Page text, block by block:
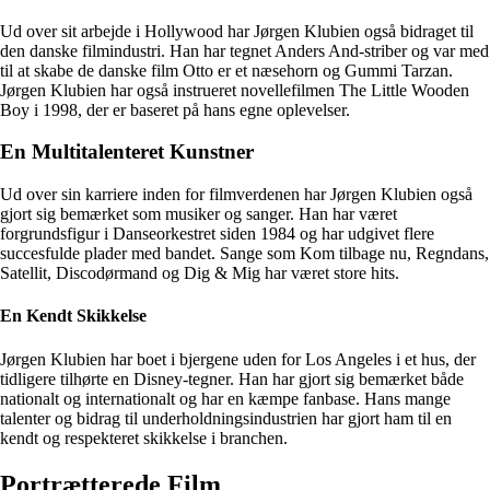
Ud over sit arbejde i Hollywood har Jørgen Klubien også bidraget til
den danske filmindustri. Han har tegnet Anders And-striber og var med
til at skabe de danske film Otto er et næsehorn og Gummi Tarzan.
Jørgen Klubien har også instrueret novellefilmen The Little Wooden
Boy i 1998, der er baseret på hans egne oplevelser.
En Multitalenteret Kunstner
Ud over sin karriere inden for filmverdenen har Jørgen Klubien også
gjort sig bemærket som musiker og sanger. Han har været
forgrundsfigur i Danseorkestret siden 1984 og har udgivet flere
succesfulde plader med bandet. Sange som Kom tilbage nu, Regndans,
Satellit, Discodørmand og Dig & Mig har været store hits.
En Kendt Skikkelse
Jørgen Klubien har boet i bjergene uden for Los Angeles i et hus, der
tidligere tilhørte en Disney-tegner. Han har gjort sig bemærket både
nationalt og internationalt og har en kæmpe fanbase. Hans mange
talenter og bidrag til underholdningsindustrien har gjort ham til en
kendt og respekteret skikkelse i branchen.
Portrætterede Film